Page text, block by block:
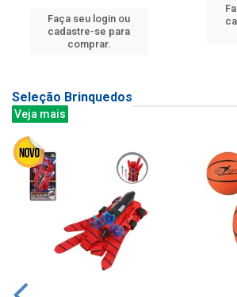
Faça seu login ou
cadastre-se para
comprar.
Seleção Brinquedos
Veja mais